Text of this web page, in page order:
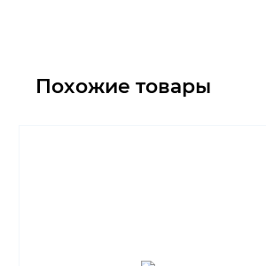
Похожие товары